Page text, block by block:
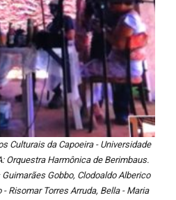
Culturais da Capoeira - Universidade
Orquestra Harmônica de Berimbaus.
Gobbo, Clodoaldo Alberico
Risomar Torres Arruda, Bella - Maria